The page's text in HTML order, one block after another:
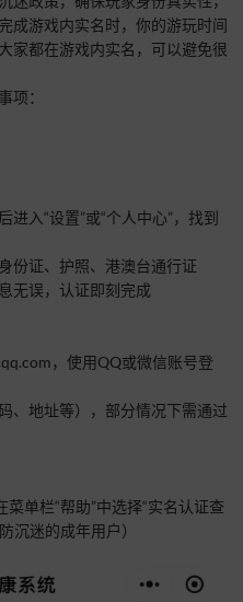
成游戏内实名时，你的游玩时间
家都在游戏内实名，可以避免很
项：
入“设置”或“个人中心”，找到
份证、护照、港澳台通行证
无误，认证即刻完成
，使用QQ或微信账号登
、地址等），部分情况下需通过
单栏“帮助”中选择“实名认证查
沉迷的成年用户）